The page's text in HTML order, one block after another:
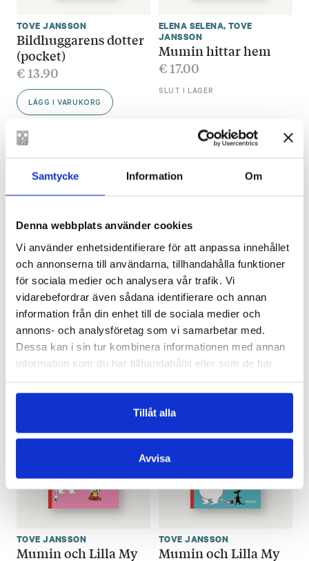
Samtycke Information Om
Denna webbplats använder cookies
Vi använder enhetsidentifierare för att anpassa innehållet
och annonserna till användarna, tillhandahålla funktioner
för sociala medier och analysera vår trafik. Vi
vidarebefordrar även sådana identifierare och annan
information från din enhet till de sociala medier och
annons- och analysföretag som vi samarbetar med.
Dessa kan i sin tur kombinera informationen med annan
information som du har tillhandahållit eller som de har
Tillåt alla
Avvisa
TOVE JANSSON
Bildhuggarens dotter
(pocket)
€13.90
LÄGG I VARUKORG
ELENA SELENA, TOVE
JANSSON
Mumin hittar hem
€17.00
SLUT I LAGER
Småtrollen och den
stora
översvämningen –
jubileumsutgåva
€24.30
TOVE JANSSON
Mumintrollet –
Samlade serier 1
€33.80
LÄGG I VARUKORG
TOVE JANSSON
Mumin och Lilla My
TOVE JANSSON
Mumin och Lilla My